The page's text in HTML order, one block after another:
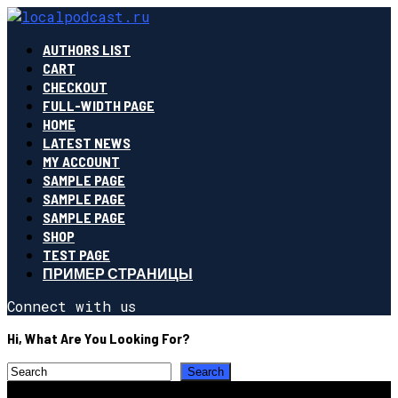
AUTHORS LIST
CART
CHECKOUT
FULL-WIDTH PAGE
HOME
LATEST NEWS
MY ACCOUNT
SAMPLE PAGE
SAMPLE PAGE
SAMPLE PAGE
SHOP
TEST PAGE
ПРИМЕР СТРАНИЦЫ
Connect with us
Hi, What Are You Looking For?